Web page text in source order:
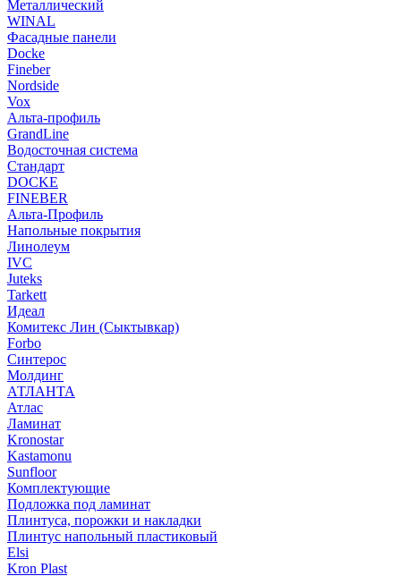
Металлический
WINAL
Фасадные панели
Docke
Fineber
Nordside
Vox
Альта-профиль
GrandLine
Водосточная система
Стандарт
DOCKE
FINEBER
Альта-Профиль
Напольные покрытия
Линолеум
IVC
Juteks
Tarkett
Идеал
Комитекс Лин (Сыктывкар)
Forbo
Синтерос
Молдинг
АТЛАНТА
Атлас
Ламинат
Kronostar
Kastamonu
Sunfloor
Комплектующие
Подложка под ламинат
Плинтуса, порожки и накладки
Плинтус напольный пластиковый
Elsi
Kron Plast